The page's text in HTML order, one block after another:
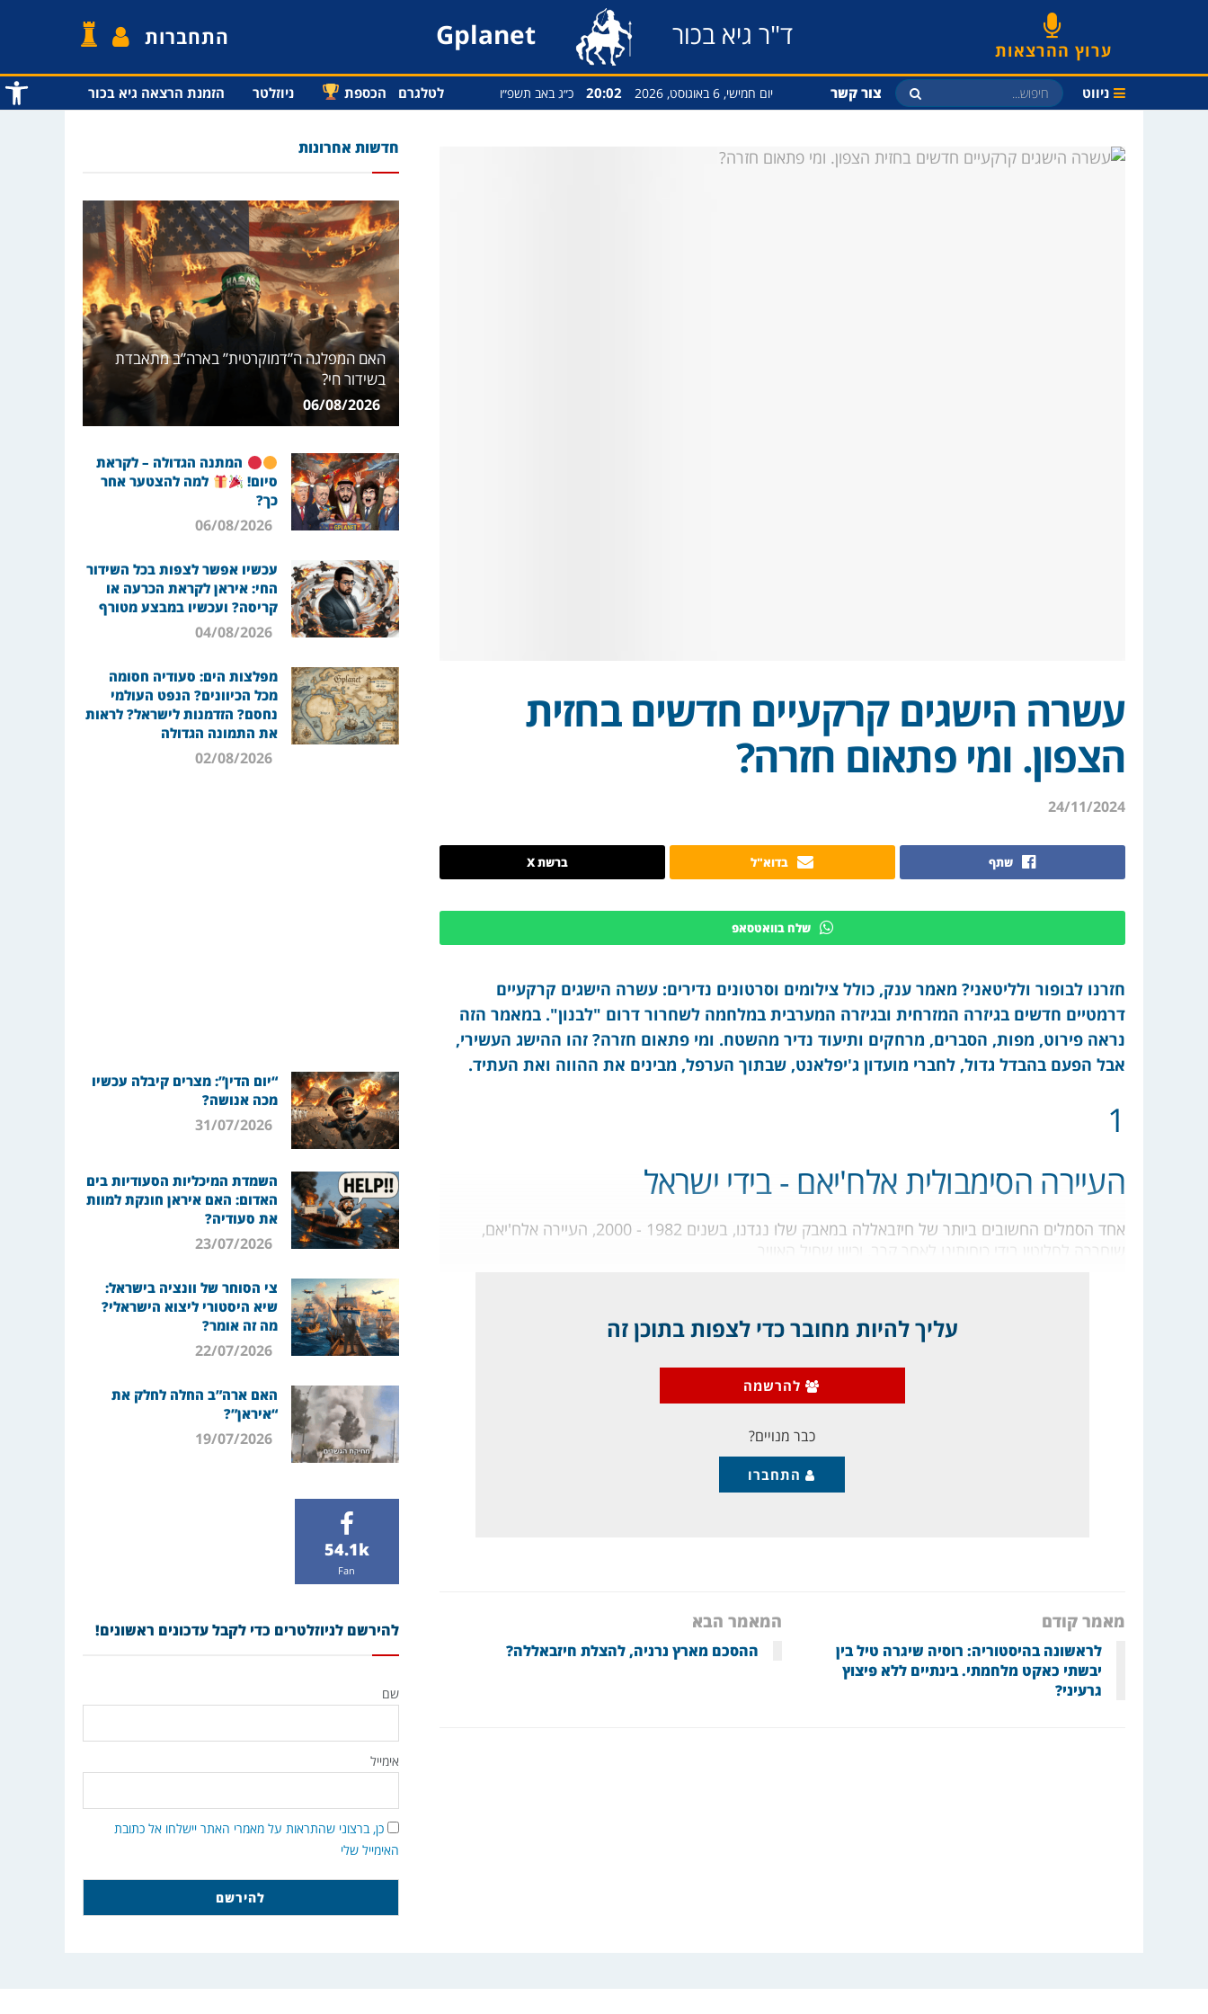
פתח
ערוץ ההרצאות ד"ר גיא בכור Gplanet התחברות
ניווט צור קשר יום חמישי, 6 באוגוסט, 2026 20:02 כ״ג באב תשפ״ו לטלגרם הכספת ניוזלטר הזמנת הרצאה גיא בכור
עשרה הישגים קרקעיים חדשים בחזית
הצפון. ומי פתאום חזרה?
24/11/2024
שתף בדוא"ל ברשת X
שלח בוואטסאפ
חזרנו לבופור ולליטאני? מאמר ענק, כולל צילומים וסרטונים נדירים: עשרה הישגים קרקעיים
דרמטיים חדשים בגיזרה המזרחית ובגיזרה המערבית במלחמה לשחרור דרום "לבנון". במאמר הזה
נראה פירוט, מפות, הסברים, מרחקים ותיעוד נדיר מהשטח. ומי פתאום חזרה? זהו ההישג העשירי,
אבל הפעם בהבדל גדול, לחברי מועדון ג'יפלאנט, שבתוך הערפל, מבינים את ההווה ואת העתיד.
1
העיירה הסימבולית אלח'יאם - בידי ישראל
אחד הסמלים החשובים ביותר של חיזבאללה במאבק שלו נגדנו, בשנים 1982 - 2000, העיירה אלח'יאם,
שוחררה לחלוטין בידי כוחותינו לאחר קרב, וכיוון שחיל האוויר
עליך להיות מחובר כדי לצפות בתוכן זה
להרשמה
כבר מנויים?
התחברו
מאמר קודם
לראשונה בהיסטוריה: רוסיה שיגרה טיל בין
יבשתי כאקט מלחמתי. בינתיים ללא פיצוץ
גרעיני?
המאמר הבא
ההסכם מארץ נרניה, להצלת חיזבאללה?
חדשות אחרונות
האם המפלגה ה”דמוקרטית” בארה”ב מתאבדת
בשידור חי?
06/08/2026
המתנה הגדולה – לקראת
סיום!
למה להצטער אחר
כך?
06/08/2026
עכשיו אפשר לצפות בכל השידור
החי: איראן לקראת הכרעה או
קריסה? ועכשיו במבצע מטורף
04/08/2026
מפלצות הים: סעודיה חסומה
מכל הכיוונים? הנפט העולמי
נחסם? הזדמנות לישראל? לראות
את התמונה הגדולה
02/08/2026
“יום הדין”: מצרים קיבלה עכשיו
מכה אנושה?
31/07/2026
השמדת המיכליות הסעודיות בים
האדום: האם איראן חונקת למוות
את סעודיה?
23/07/2026
צי הסוחר של וונציה בישראל:
שיא היסטורי ליצוא הישראלי?
מה זה אומר?
22/07/2026
האם ארה”ב החלה לחלק את
“איראן”?
19/07/2026
54.1k
Fan
להירשם לניוזלטרים כדי לקבל עדכונים ראשונים!
שם
אימייל
כן, ברצוני שהתראות על מאמרי האתר יישלחו אל כתובת
האימייל שלי